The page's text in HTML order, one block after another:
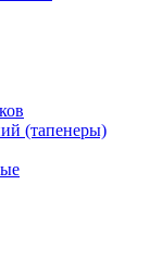
(тапенеры)